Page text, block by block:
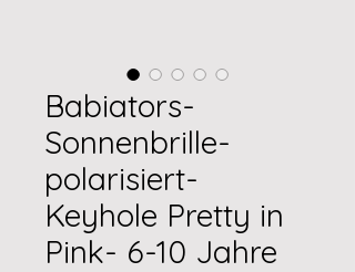
Babiators-
Sonnenbrille-
polarisiert-
Keyhole Pretty in
Pink- 6-10 Jahre